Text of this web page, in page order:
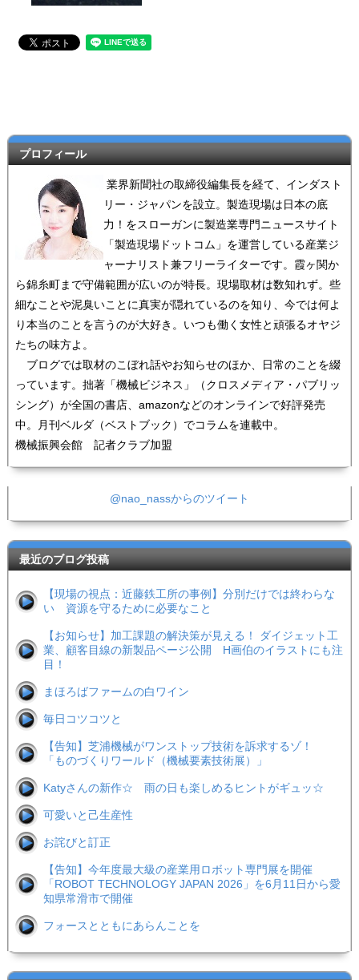
プロフィール
業界新聞社の取締役編集長を経て、インダスト
リー・ジャパンを設立。製造現場は日本の底
力！をスローガンに製造業専門ニュースサイト
「製造現場ドットコム」を運営している産業ジ
ャーナリスト兼フリーライターです。霞ヶ関か
ら錦糸町まで守備範囲が広いのが特長。現場取材は数知れず。些
細なことや泥臭いことに真実が隠れているのを知り、今では何よ
り本当のことを言うのが大好き。いつも働く女性と頑張るオヤジ
たちの味方よ。
ブログでは取材のこぼれ話やお知らせのほか、日常のことを綴
っています。拙著「機械ビジネス」（クロスメディア・パブリッ
シング）が全国の書店、amazonなどのオンラインで好評発売
中。月刊ベルダ（ベストブック）でコラムを連載中。
機械振興会館 記者クラブ加盟
@nao_nassからのツイート
最近のブログ投稿
【現場の視点：近藤鉄工所の事例】分別だけでは終わらな
い 資源を守るために必要なこと
【お知らせ】加工課題の解決策が見える！ ダイジェット工
業、顧客目線の新製品ページ公開 H画伯のイラストにも注
目！
まほろばファームの白ワイン
毎日コツコツと
【告知】芝浦機械がワンストップ技術を訴求するゾ！
「ものづくりワールド（機械要素技術展）」
Katyさんの新作☆ 雨の日も楽しめるヒントがギュッ☆
可愛いと己生産性
お詫びと訂正
【告知】今年度最大級の産業用ロボット専門展を開催
「ROBOT TECHNOLOGY JAPAN 2026」を6月11日から愛
知県常滑市で開催
フォースとともにあらんことを